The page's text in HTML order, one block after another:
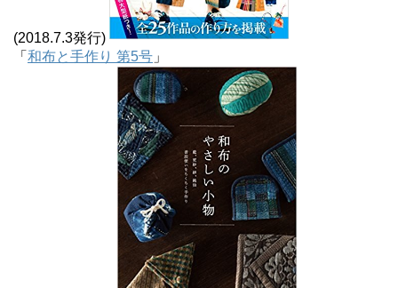
(2018.7.3発行)
「 和布と手作り 第5号 」